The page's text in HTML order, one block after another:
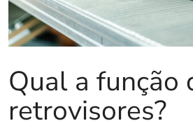
Qual a função
retrovisores?